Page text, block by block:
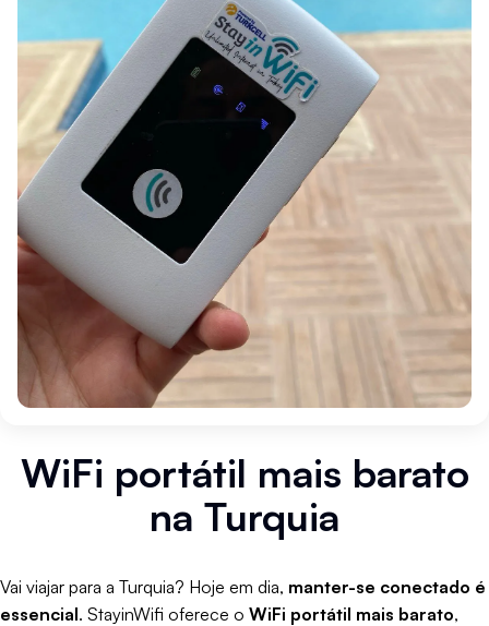
WiFi portátil mais barato
na Turquia
Vai viajar para a Turquia? Hoje em dia, manter-se conectado é
essencial. StayinWifi oferece o WiFi portátil mais barato,